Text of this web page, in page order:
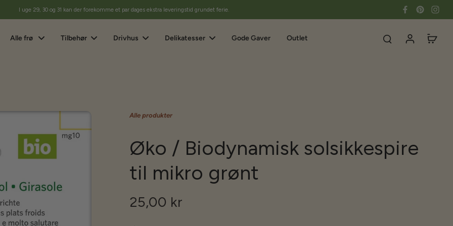
I uge 29, 30 og 31 kan der forekomme et par dages ekstra leveringstid grundet ferie.
Alle frø Tilbehør Drivhus Delikatesser Gode Gaver Outlet
Alle produkter
Øko / Biodynamisk solsikkespire
til mikro grønt
25,00 kr